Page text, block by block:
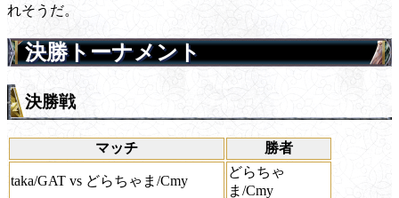
れそうだ。
決勝トーナメント
決勝戦
マッチ 勝者
taka/GAT vs どらちゃま/Cmy
どらちゃ
ま/Cmy